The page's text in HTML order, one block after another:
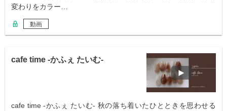
変わりをカラー…
動画
cafe time -かふぇ たいむ-
cafe time -かふぇ たいむ- 秋の落ち着いたひとときを思わせる